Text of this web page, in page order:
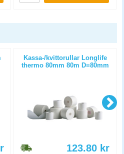
Kassa-/kvittorullar Longlife
thermo 80mm 80m D=80mm
123.80 kr